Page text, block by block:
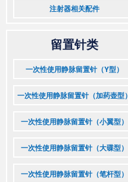
注射器相关配件
留置针类
一次性使用静脉留置针（Y型）
一次性使用静脉留置针（加药壶型）
一次性使用静脉留置针（小翼型）
一次性使用静脉留置针（大碟型）
一次性使用静脉留置针（笔杆型）